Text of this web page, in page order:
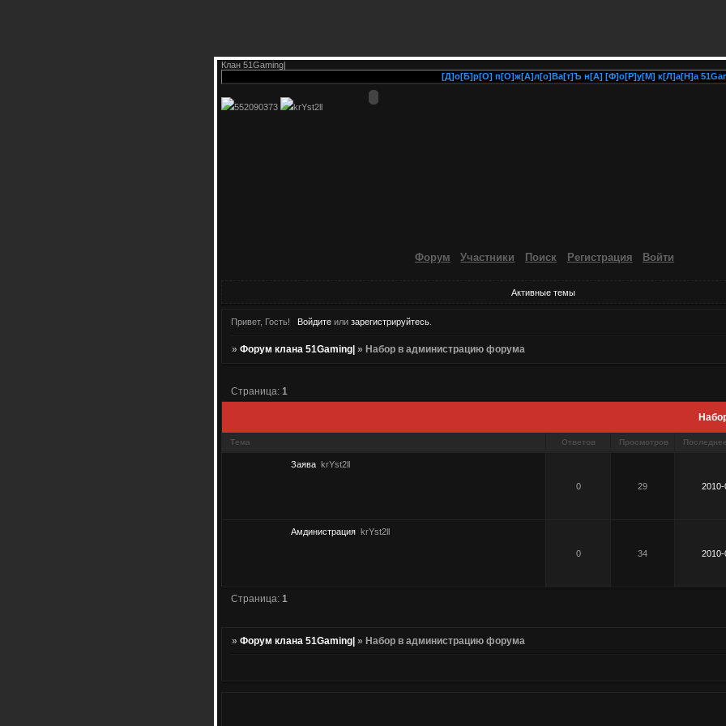
Клан 51Gaming|
[Д]о[Б]р[О] п[О]ж[А]л[о]Ва[т]Ъ н[А] [Ф]о[Р]у[М] к[Л]а[Н]а
552090373 krYst2ll
Форум Участники Поиск Регистрация Войти
Активные темы
Привет, Гость! Войдитеили зарегистрируйтесь.
»Форум клана 51Gaming| » Набор в администрацию форума
Страница:1
Тема Ответов Просмотров
Заява krYst2ll
0 29 2010-
Амдинистрация krYst2ll
0 34 2010-
Страница: 1
»Форум клана 51Gaming| » Набор в администрацию форума